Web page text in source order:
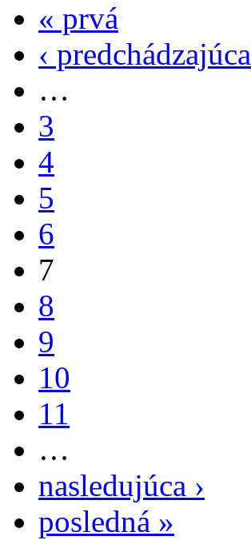
« prvá
‹ predchádzajúca
…
3
4
5
6
7
8
9
10
11
…
nasledujúca ›
posledná »